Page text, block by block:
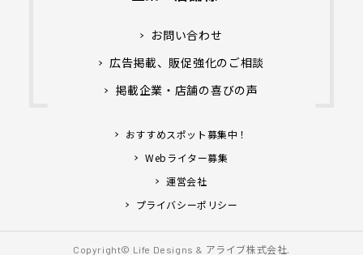
お問い合わせ
広告掲載、販促強化のご相談
掲載企業・店舗の喜びの声
おすすめスポット募集中！
Webライター募集
運営会社
プライバシーポリシー
Copyright© Life Designs & アライブ株式会社.